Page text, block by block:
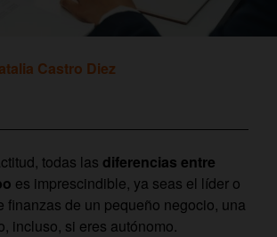
Castro Diez
todas las diferencias entre
es imprescindible, ya seas el líder o
finanzas de un pequeño negocio, una
incluso, si eres autónomo.